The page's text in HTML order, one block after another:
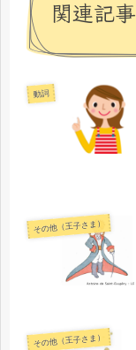
関連記事
動詞
その他（王子さま）
その他（王子さま）